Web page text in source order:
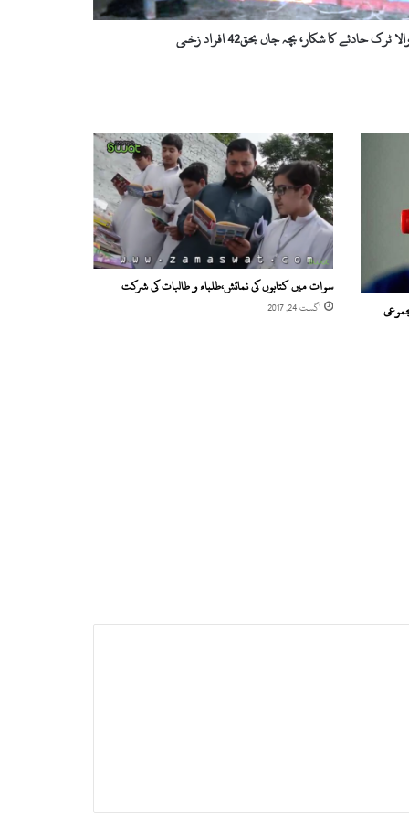
حادثے کا شکار، بچہ جاں بحق42 افراد زخمی
کی مجموعی
سوات میں کتابوں کی نمائش،طلباء و طالبات کی شرکت
اگست 24, 2017